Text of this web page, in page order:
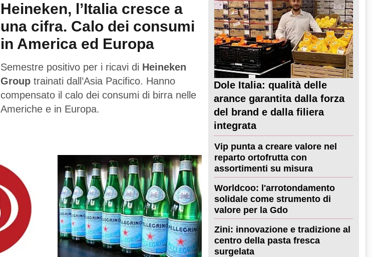
Heineken, l’Italia cresce a
una cifra. Calo dei consumi
in America ed Europa
Semestre positivo per i ricavi di Heineken
Group trainati dall’Asia Pacifico. Hanno
compensato il calo dei consumi di birra nelle
Americhe e in Europa.
Dole Italia: qualità delle
arance garantita dalla forza
del brand e dalla filiera
integrata
Vip punta a creare valore nel
reparto ortofrutta con
assortimenti su misura
Worldcoo: l'arrotondamento
solidale come strumento di
valore per la Gdo
Zini: innovazione e tradizione al
centro della pasta fresca
surgelata